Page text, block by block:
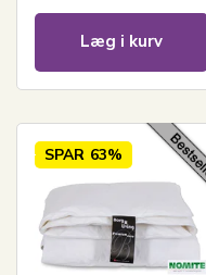
Læg i kurv
SPAR 63%